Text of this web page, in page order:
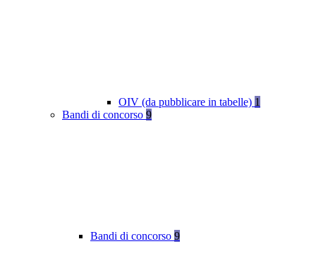
OIV (da pubblicare in tabelle) 1
Bandi di concorso 9
Bandi di concorso 9